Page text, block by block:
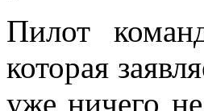
Пилот
которая
уже ничего